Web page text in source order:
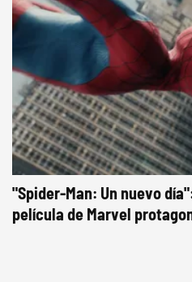
"Spider-Man: Un nuevo
película de Marvel